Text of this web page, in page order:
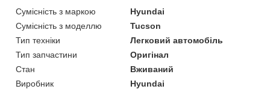
Сумісність з маркою
Hyundai
Сумісність з моделлю
Tucson
Тип техніки
Легковий автомобіль
Тип запчастини
Оригінал
Стан
Вживаний
Виробник
Hyundai